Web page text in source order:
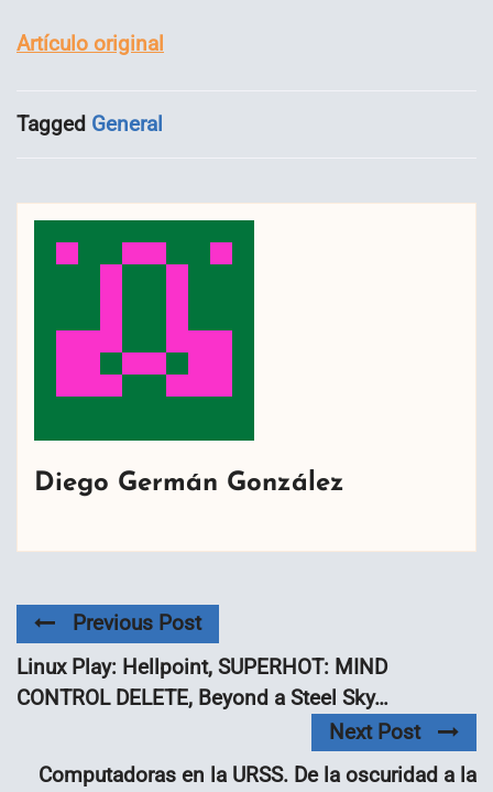
Artículo original
Tagged General
Diego Germán González
Previous Post
Linux Play: Hellpoint, SUPERHOT: MIND
CONTROL DELETE, Beyond a Steel Sky…
Next Post
Computadoras en la URSS. De la oscuridad a la